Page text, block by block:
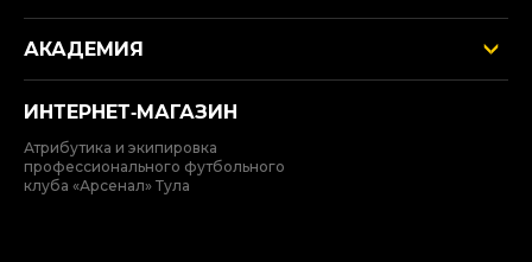
АКАДЕМИЯ
ИНТЕРНЕТ‑МАГАЗИН
Атрибутика и экипировка
профессионального футбольного
клуба «Арсенал» Тула